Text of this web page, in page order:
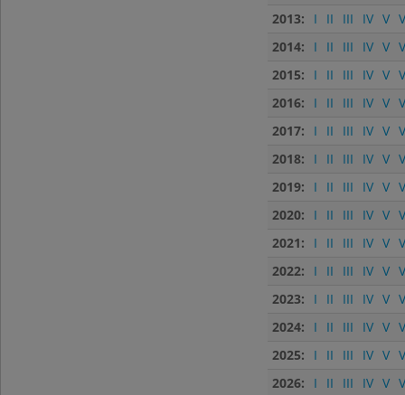
2013:
I II III IV V
2014:
I II III IV V
2015:
I II III IV V
2016:
I II III IV V
2017:
I II III IV V
2018:
I II III IV V
2019:
I II III IV V
2020:
I II III IV V
2021:
I II III IV V
2022:
I II III IV V
2023:
I II III IV V
2024:
I II III IV V
2025:
I II III IV V
2026:
I II III IV V